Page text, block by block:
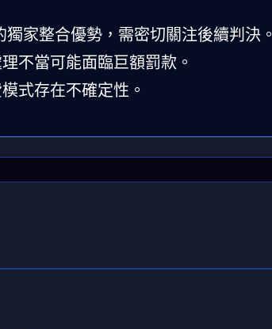
家整合優勢，需密切關注後續判決。
不當可能面臨巨額罰款。
式存在不確定性。